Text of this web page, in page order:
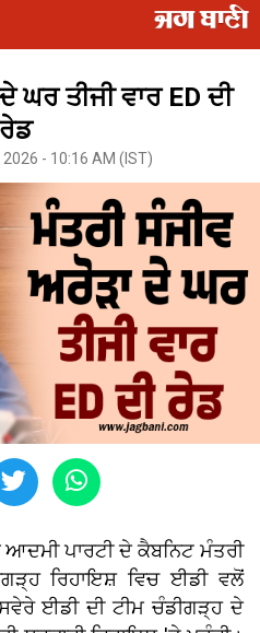
ਘਰ ਤੀਜੀ ਵਾਰ ED ਦੀ
- 10:16 AM (IST)
ਪਾਰਟੀ ਦੇ ਕੈਬਨਿਟ ਮੰਤਰੀ
ਰਿਹਾਇਸ਼ ਵਿਚ ਈਡੀ ਵਲੋਂ
ਈਡੀ ਦੀ ਟੀਮ ਚੰਡੀਗੜ੍ਹ ਦੇ